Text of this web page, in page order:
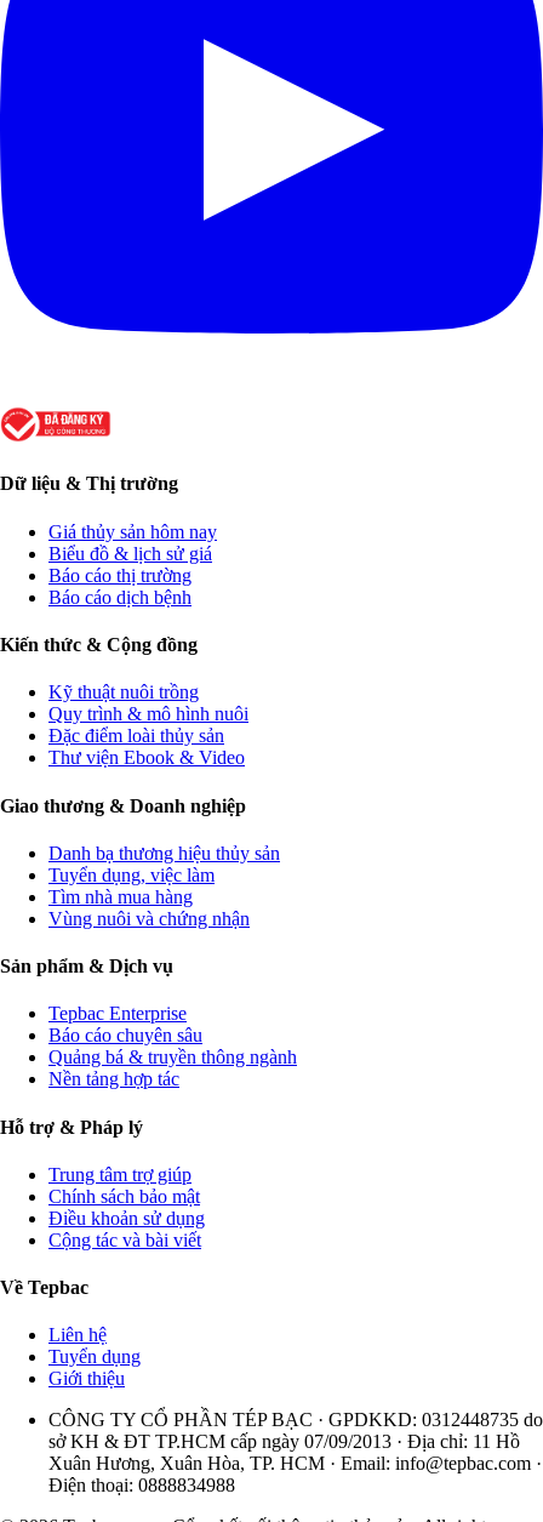
Dữ liệu & Thị trường
Giá thủy sản hôm nay
Biểu đồ & lịch sử giá
Báo cáo thị trường
Báo cáo dịch bệnh
Kiến thức & Cộng đồng
Kỹ thuật nuôi trồng
Quy trình & mô hình nuôi
Đặc điểm loài thủy sản
Thư viện Ebook & Video
Giao thương & Doanh nghiệp
Danh bạ thương hiệu thủy sản
Tuyển dụng, việc làm
Tìm nhà mua hàng
Vùng nuôi và chứng nhận
Sản phẩm & Dịch vụ
Tepbac Enterprise
Báo cáo chuyên sâu
Quảng bá & truyền thông ngành
Nền tảng hợp tác
Hỗ trợ & Pháp lý
Trung tâm trợ giúp
Chính sách bảo mật
Điều khoản sử dụng
Cộng tác và bài viết
Về Tepbac
Liên hệ
Tuyển dụng
Giới thiệu
CÔNG TY CỔ PHẦN TÉP BẠC · GPDKKD: 0312448735 do
sở KH & ĐT TP.HCM cấp ngày 07/09/2013 · Địa chỉ: 11 Hồ
Xuân Hương, Xuân Hòa, TP. HCM · Email: info@tepbac.com ·
Điện thoại: 0888834988